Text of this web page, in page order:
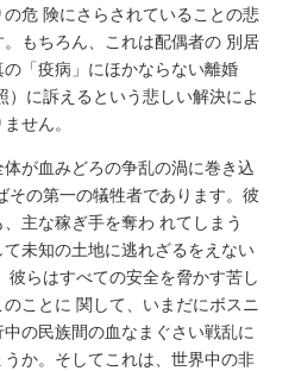
危 険にさらされていることの悲
もちろん、これは配偶者の 別居
の「疫病」にほかならない離婚
）に訴えるという悲しい解決によ
せん。
が血みどろの争乱の渦に巻き込
その第一の犠牲者であります。彼
主な稼ぎ手を奪わ れてしまう
未知の土地に逃れざるをえない
彼らはすべての安全を脅かす苦し
ことに 関して、いまだにボスニ
の民族間の血なまぐさい戦乱に
か。そしてこれは、世界中の非